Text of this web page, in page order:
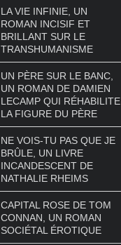
LA VIE INFINIE, UN
ROMAN INCISIF ET
BRILLANT SUR LE
TRANSHUMANISME
UN PÈRE SUR LE BANC,
UN ROMAN DE DAMIEN
LECAMP QUI RÉHABILITE
LA FIGURE DU PÈRE
NE VOIS-TU PAS QUE JE
BRÛLE, UN LIVRE
INCANDESCENT DE
NATHALIE RHEIMS
CAPITAL ROSE DE TOM
CONNAN, UN ROMAN
SOCIÉTAL ÉROTIQUE